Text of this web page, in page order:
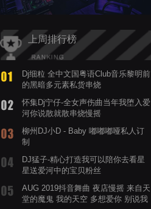
上周排行榜
Dj细粒 全中文国粤语Club音乐黎明前
的黑暗多元素私货串烧
怀集Dj宁仔-全女声伤曲当年我堕入爱
河你说散就散串烧慢摇
柳州DJ小D - Baby 嘟嘟嘟哑私人订
制
DJ猛子-精心打造我可以陪你去看星
星送爱河中的宝贝粉丝
AUG 2019抖音舞曲 夜店慢摇 来自天
堂的魔鬼 我的天空 多想爱你 别说我